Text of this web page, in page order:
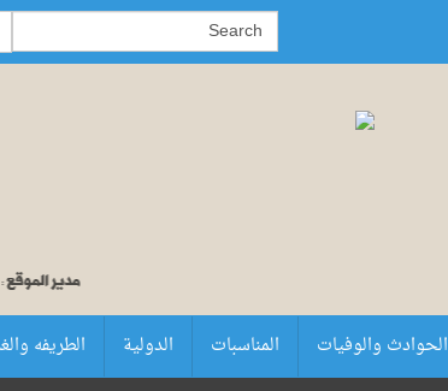
الحوادث والوفيات المناسبات الدولية
الطريفه